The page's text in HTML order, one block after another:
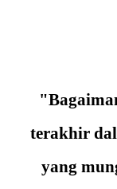
terakhir
yang